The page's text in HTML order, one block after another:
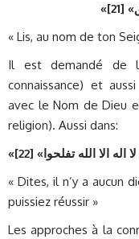
«
[21
]
« Lis, au nom de ton
Il est demandé de
connaissance) et
avec le Nom de Dieu
religion). Aussi dans:
«
اله الا الله تفلحوا» [22
]
« Dites, il n’y a aucun
puissiez réussir »
Les approches à la